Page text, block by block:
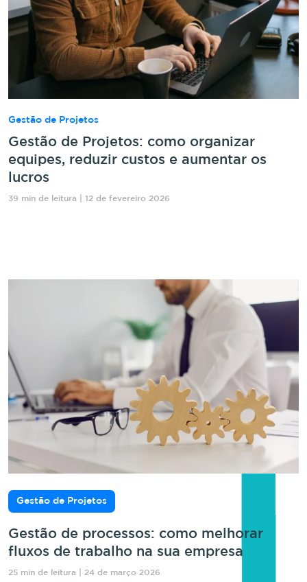
Gestão de Projetos
Gestão de Projetos: como organizar
equipes, reduzir custos e aumentar os
lucros
39 min de leitura | 12 de fevereiro 2026
Gestão de Projetos
Gestão de processos: como melhorar
fluxos de trabalho na sua empresa
25 min de leitura | 24 de março 2026